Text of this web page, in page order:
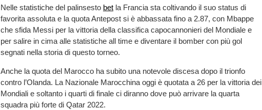
Nelle statistiche del palinsesto bet la Francia sta coltivando il suo status di
favorita assoluta e la quota Antepost si è abbassata fino a 2.87, con Mbappe
che sfida Messi per la vittoria della classifica capocannonieri del Mondiale e
per salire in cima alle statistiche all time e diventare il bomber con più gol
segnati nella storia di questo torneo.
Anche la quota del Marocco ha subito una notevole discesa dopo il trionfo
contro l’Olanda. La Nazionale Marocchina oggi è quotata a 26 per la vittoria dei
Mondiali e soltanto i quarti di finale ci diranno dove può arrivare la quarta
squadra più forte di Qatar 2022.